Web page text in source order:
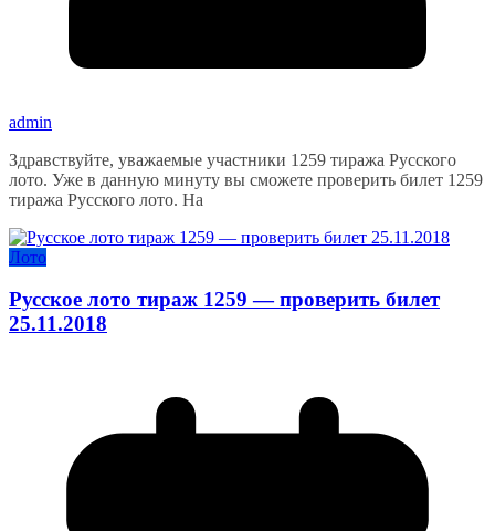
admin
Здравствуйте, уважаемые участники 1259 тиража Русского
лото. Уже в данную минуту вы сможете проверить билет 1259
тиража Русского лото. На
Лото
Русское лото тираж 1259 — проверить билет
25.11.2018